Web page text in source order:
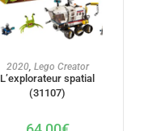
2020, Lego Creator
L’explorateur spatial
(31107)